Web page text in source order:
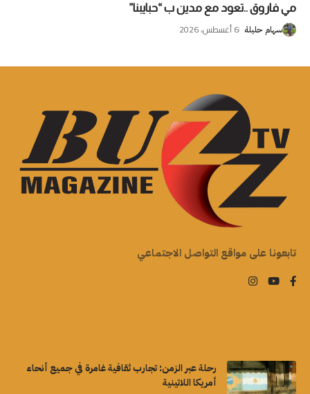
مي فاروق ..تعود مع مدين ب “حبايبنا”
سهام حليلة 6 أغسطس، 2026
تابعونا على مواقع التواصل الاجتماعي
رحلة عبر الزمن: تجارب ثقافية غامرة في جميع أنحاء
أمريكا اللاتينية